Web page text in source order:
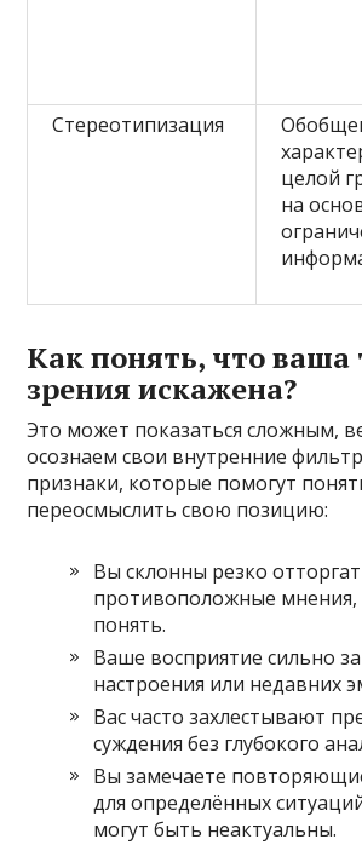
Стереотипизация
целой
на
Как понять, что ваша
зрения искажена?
Это может показаться сложным,
осознаем свои внутренние
признаки, которые помогут
переосмыслить свою позицию:
Вы склонны резко
противоположные мнения,
понять.
Ваше восприятие сильно
настроения или недавних
Вас часто захлестывают
суждения без глубокого
Вы замечаете
для определённых
могут быть неактуальны.